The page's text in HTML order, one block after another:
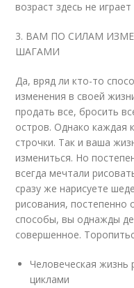
возраст здесь не
3. ВАМ ПО СИЛАМ
ШАГАМИ
Да, вряд ли кто-то
изменения в своей
продать все, бросить
остров. Однако каждая
строчки. Так и ваша
измениться. Но
всегда мечтали
сразу же нарисуете
рисования, постепенно
способы, вы однажды
совершенное.
Человеческая жизнь
циклами